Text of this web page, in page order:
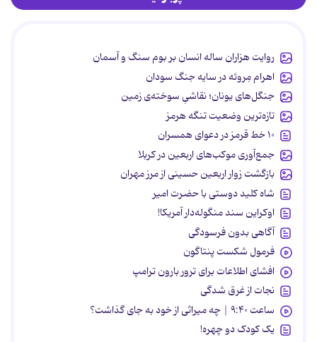
روایت هزاران ساله انسان بر بوم سنگ و آسمان
اهرام مِروئه در سایه جنگ سودان
جنگل‌های یونان؛ نقاشیِ سوخته‌ی زمین
تازه‌ترین وضعیت تنگه هرمز
۱۰ خط قرمز در دعوای همسران
جمع‌آوری موکب‌های اربعین در کربلا
بازگشت زوار اربعین حسینی از مرز مهران
شاه کلید دوستی با حضرت امیر
اوکراین سند منگوله‌دار آمریکا!
آگاهی بدون فرسودگی
فرمول شکست پنتاگون
افشای اطلاعات برای ترور بارون ترامپ
نجات از غرق شدگی
ساعت ۹:۴۰ | چه میراثی از خود به جای گذاشت؟
یک کودک دو چهره!